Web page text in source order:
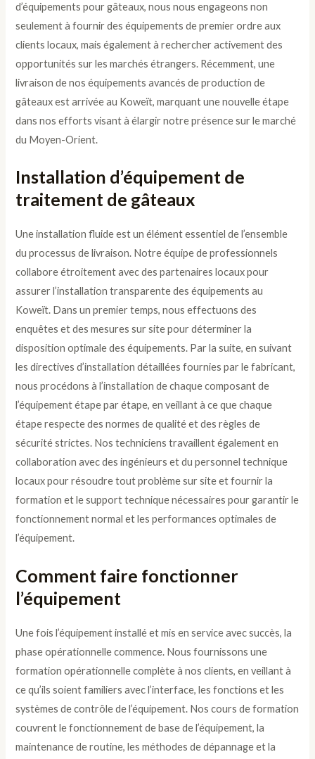
d’équipements pour gâteaux, nous nous engageons non
seulement à fournir des équipements de premier ordre aux
clients locaux, mais également à rechercher activement des
opportunités sur les marchés étrangers. Récemment, une
livraison de nos équipements avancés de production de
gâteaux est arrivée au Koweït, marquant une nouvelle étape
dans nos efforts visant à élargir notre présence sur le marché
du Moyen-Orient.
Installation d’équipement de
traitement de gâteaux
Une installation fluide est un élément essentiel de l’ensemble
du processus de livraison. Notre équipe de professionnels
collabore étroitement avec des partenaires locaux pour
assurer l’installation transparente des équipements au
Koweït. Dans un premier temps, nous effectuons des
enquêtes et des mesures sur site pour déterminer la
disposition optimale des équipements. Par la suite, en suivant
les directives d’installation détaillées fournies par le fabricant,
nous procédons à l’installation de chaque composant de
l’équipement étape par étape, en veillant à ce que chaque
étape respecte des normes de qualité et des règles de
sécurité strictes. Nos techniciens travaillent également en
collaboration avec des ingénieurs et du personnel technique
locaux pour résoudre tout problème sur site et fournir la
formation et le support technique nécessaires pour garantir le
fonctionnement normal et les performances optimales de
l’équipement.
Comment faire fonctionner
l’équipement
Une fois l’équipement installé et mis en service avec succès, la
phase opérationnelle commence. Nous fournissons une
formation opérationnelle complète à nos clients, en veillant à
ce qu’ils soient familiers avec l’interface, les fonctions et les
systèmes de contrôle de l’équipement. Nos cours de formation
couvrent le fonctionnement de base de l’équipement, la
maintenance de routine, les méthodes de dépannage et la